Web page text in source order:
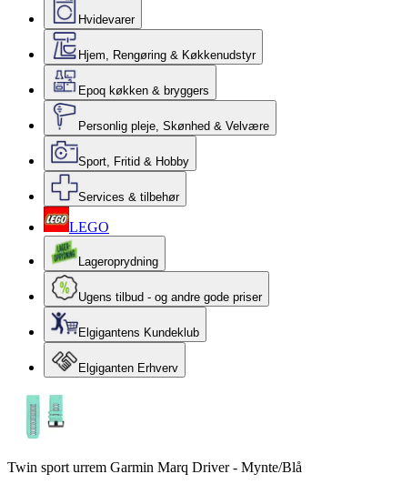
Hvidevarer
Hjem, Rengøring & Køkkenudstyr
Epoq køkken & bryggers
Personlig pleje, Skønhed & Velvære
Sport, Fritid & Hobby
Services & tilbehør
LEGO
Lageroprydning
Ugens tilbud - og andre gode priser
Elgigantens Kundeklub
Elgiganten Erhverv
Twin sport urrem Garmin Marq Driver - Mynte/Blå